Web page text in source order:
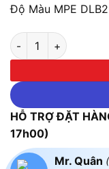
Độ Màu MPE
LED Downlight Âm
HỖ TRỢ ĐẶT
17h00)
Mr. Quân (